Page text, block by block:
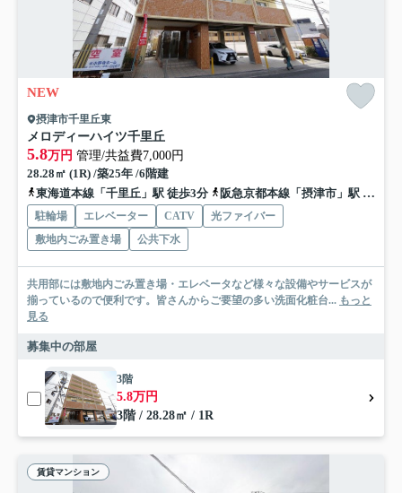
NEW
摂津市千里丘東
メロディーハイツ千里丘
5.8万円 管理/共益費7,000円
28.28㎡ (1R) /築25年 /6階建
東海道本線「千里丘」駅 徒歩3分
阪急京都本線「摂津市」駅 徒歩6分
駐輪場 エレベーター CATV
光ファイバー
敷地内ごみ置き場
公共下水
共用部には敷地内ごみ置き場・エレベータなど様々な設備やサービスが
揃っているので便利です。皆さんからご要望の多い洗面化粧台... もっと
見る
募集中の部屋
3階
5.8万円
3階 / 28.28㎡ / 1R
賃貸マンション